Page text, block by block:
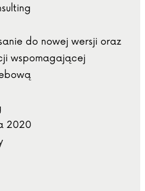
do nowej wersji oraz
wspomagającej
2020